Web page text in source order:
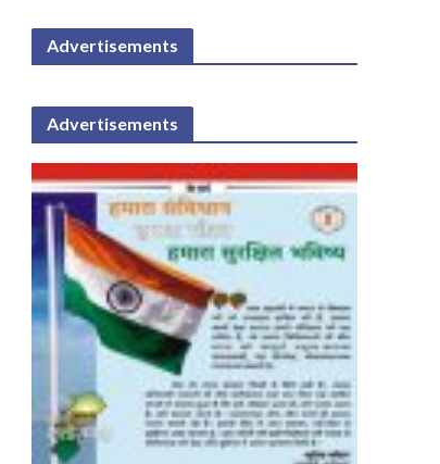
Advertisements
Advertisements